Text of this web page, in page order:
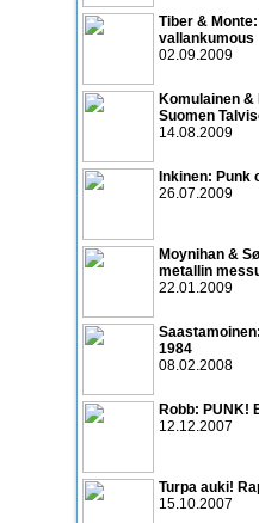
Tiber &
vallankumous
02.09.2009
Komulainen &
Suomen
14.08.2009
Inkinen: Punk
26.07.2009
Moynihan &
metallin
22.01.2009
1984
08.02.2008
Robb: PUNK!
12.12.2007
Turpa auki!
15.10.2007